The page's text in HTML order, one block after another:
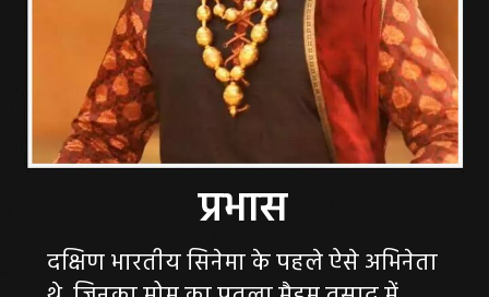
प्रभास
दक्षिण भारतीय सिनेमा के पहले ऐसे अभिनेता